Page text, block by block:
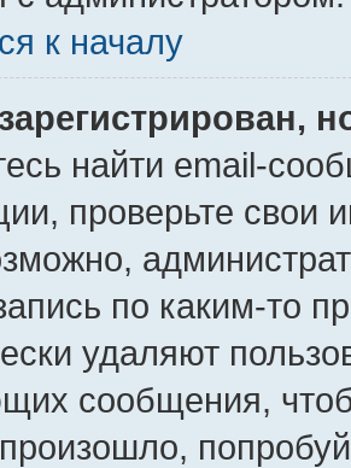
к началу
найти email-
проверьте свои
по каким-то
удаляют
сообщения,